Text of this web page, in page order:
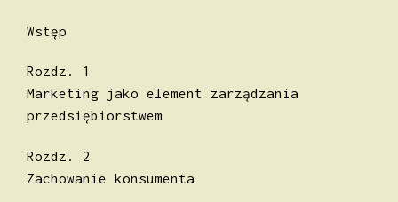
Wstęp
Rozdz. 1
Marketing jako element zarządzania
przedsiębiorstwem
Rozdz. 2
Zachowanie konsumenta